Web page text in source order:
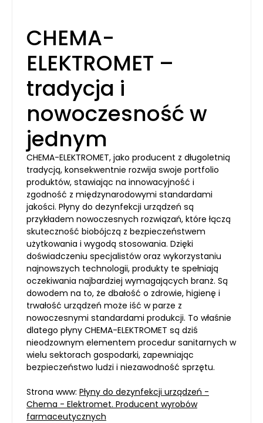
CHEMA-
ELEKTROMET –
tradycja i
nowoczesność w
jednym
CHEMA-ELEKTROMET, jako producent z długoletnią
tradycją, konsekwentnie rozwija swoje portfolio
produktów, stawiając na innowacyjność i
zgodność z międzynarodowymi standardami
jakości. Płyny do dezynfekcji urządzeń są
przykładem nowoczesnych rozwiązań, które łączą
skuteczność biobójczą z bezpieczeństwem
użytkowania i wygodą stosowania. Dzięki
doświadczeniu specjalistów oraz wykorzystaniu
najnowszych technologii, produkty te spełniają
oczekiwania najbardziej wymagających branż. Są
dowodem na to, że dbałość o zdrowie, higienę i
trwałość urządzeń może iść w parze z
nowoczesnymi standardami produkcji. To właśnie
dlatego płyny CHEMA-ELEKTROMET są dziś
nieodzownym elementem procedur sanitarnych w
wielu sektorach gospodarki, zapewniając
bezpieczeństwo ludzi i niezawodność sprzętu.
Strona www: Płyny do dezynfekcji urządzeń -
Chema - Elektromet. Producent wyrobów
farmaceutycznych